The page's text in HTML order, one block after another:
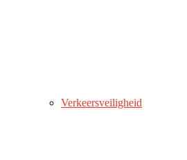
Verkeersveiligheid